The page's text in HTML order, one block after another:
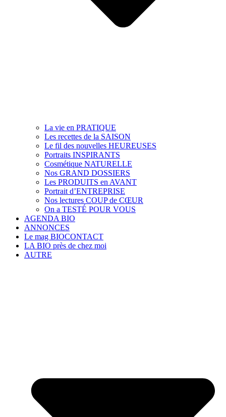
La vie en PRATIQUE
Les recettes de la SAISON
Le fil des nouvelles HEUREUSES
Portraits INSPIRANTS
Cosmétique NATURELLE
Nos GRAND DOSSIERS
Les PRODUITS en AVANT
Portrait d’ENTREPRISE
Nos lectures COUP de CŒUR
On a TESTÉ POUR VOUS
AGENDA BIO
ANNONCES
Le mag BIOCONTACT
LA BIO près de chez moi
AUTRE